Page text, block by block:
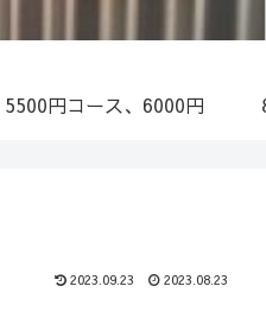
5500円コース、6000円
2023.09.23 2023.08.23